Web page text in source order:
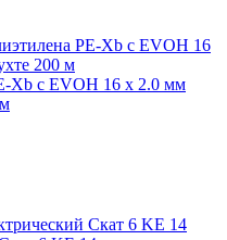
Xb с EVOH 16 x 2.0 мм